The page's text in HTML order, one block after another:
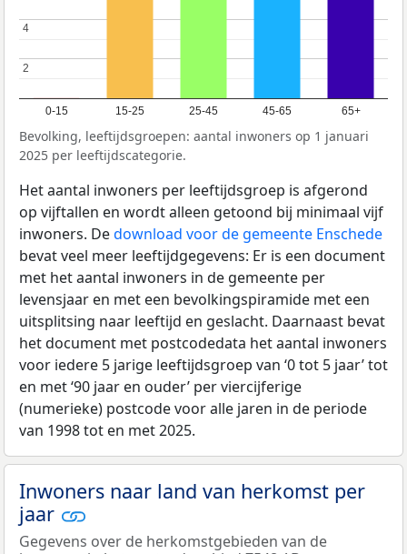
0-15 15-25 25-45 45-65 65+
2
2
4
4
Bevolking, leeftijdsgroepen: aantal inwoners op 1 januari
2025 per leeftijdscategorie.
Het aantal inwoners per leeftijdsgroep is afgerond
op vijftallen en wordt alleen getoond bij minimaal vijf
inwoners. Dedownload voor de gemeente Enschede
bevat veel meer leeftijdgegevens: Er is een document
met het aantal inwoners in de gemeente per
levensjaar en met een bevolkingspiramide met een
uitsplitsing naar leeftijd en geslacht. Daarnaast bevat
het document met postcodedata het aantal inwoners
voor iedere 5 jarige leeftijdsgroep van ‘0 tot 5 jaar’ tot
en met ‘90 jaar en ouder’ per viercijferige
(numerieke) postcode voor alle jaren in de periode
van 1998 tot en met 2025.
Inwoners naar land van herkomst per
jaar
Gegevens over de herkomstgebieden van de